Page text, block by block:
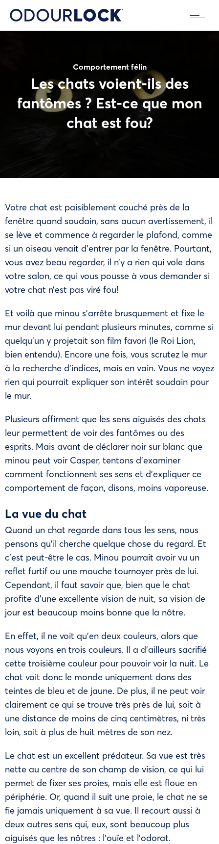
Comportement félin
Les chats voient-ils des
fantômes ? Est-ce que mon
chat est fou?
Votre chat est paisiblement couché près de la
fenêtre quand soudain, sans aucun avertissement, il
se lève et commence à regarder le plafond, comme
si un oiseau venait d’entrer par la fenêtre. Pourtant,
vous avez beau regarder, il n’y a rien qui vole dans
votre salon, ce qui vous pousse à vous demander si
votre chat n’est pas viré fou!
Et voilà que minou s’arrête brusquement et fixe le
mur devant lui pendant plusieurs minutes, comme si
quelqu’un y projetait son film favori (le Roi Lion,
bien entendu). Encore une fois, vous scrutez le mur
à la recherche d’indices, mais en vain. Vous ne voyez
rien qui pourrait expliquer son intérêt soudain pour
le mur.
Plusieurs affirment que les sens aiguisés des chats
leur permettent de voir des fantômes ou des
esprits. Mais avant de déclarer noir sur blanc que
minou peut voir Casper, tentons d’examiner
comment fonctionnent ses sens et d’expliquer ce
comportement de façon, disons, moins vaporeuse.
La vue du chat
Quand un chat regarde dans tous les sens, nous
pensons qu’il cherche quelque chose du regard. Et
c’est peut-être le cas. Minou pourrait avoir vu un
reflet furtif ou une mouche tournoyer près de lui.
Cependant, il faut savoir que, bien que le chat
profite d’une excellente vision de nuit, sa vision de
jour est beaucoup moins bonne que la nôtre.
En effet, il ne voit qu’en deux couleurs, alors que
nous voyons en trois couleurs. Il a d’ailleurs sacrifié
cette troisième couleur pour pouvoir voir la nuit. Le
chat voit donc le monde uniquement dans des
teintes de bleu et de jaune. De plus, il ne peut voir
clairement ce qui se trouve très près de lui, soit à
une distance de moins de cinq centimètres, ni très
loin, soit à plus de huit mètres de son nez.
Le chat est un excellent prédateur. Sa vue est très
nette au centre de son champ de vision, ce qui lui
permet de fixer ses proies, mais elle est floue en
périphérie. Or, quand il suit une proie, le chat ne se
fie jamais uniquement à sa vue. Il recourt aussi à
deux autres sens qui, eux, sont beaucoup plus
aiguisés que les nôtres : l’ouïe et l’odorat.